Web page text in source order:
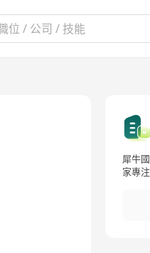
犀牛
家專
賽輔
涵蓋